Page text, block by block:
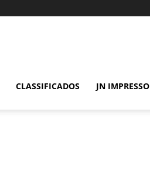
CLASSIFICADOS JN IMPRESSO